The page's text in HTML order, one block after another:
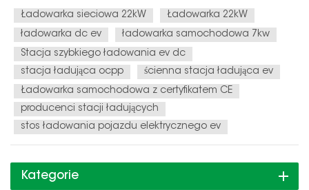
preferencje konsumentów.Jednym z głównych motorów
przechodzenia na samochody ele...
Ładowarka sieciowa 22kW
Ładowarka 22kW
ładowarka dc ev
ładowarka samochodowa 7kw
Stacja szybkiego ładowania ev dc
stacja ładująca ocpp
ścienna stacja ładująca ev
Ładowarka samochodowa z certyfikatem CE
producenci stacji ładujących
stos ładowania pojazdu elektrycznego ev
Kategorie